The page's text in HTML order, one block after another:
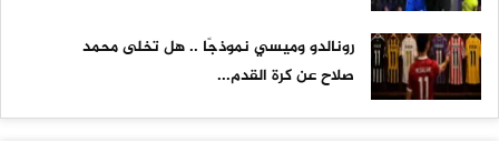
رونالدو وميسي نموذجًا .. هل تخلى محمد
صلاح عن كرة القدم...